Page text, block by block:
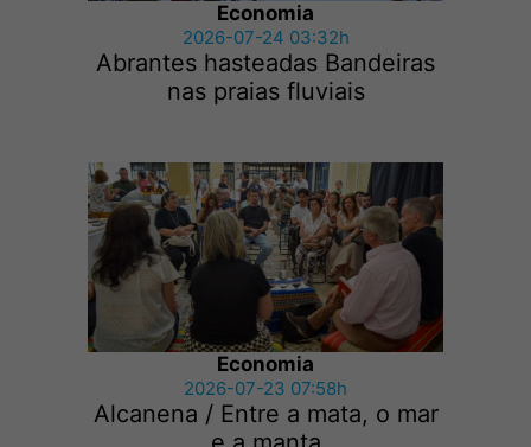
Economia
2026-07-24 03:32h
Abrantes hasteadas Bandeiras
nas praias fluviais
Economia
2026-07-23 07:58h
Alcanena / Entre a mata, o mar